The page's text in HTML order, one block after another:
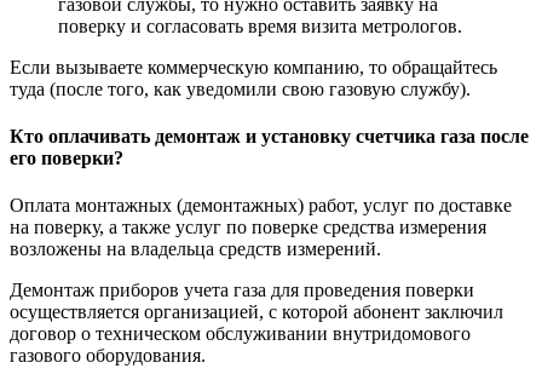
поверку и согласовать время визита метрологов.
Если вызываете коммерческую компанию, то обращайтесь
туда (после того, как уведомили свою газовую службу).
Кто оплачивать демонтаж и установку счетчика газа после
его поверки?
Оплата монтажных (демонтажных) работ, услуг по доставке
на поверку, а также услуг по поверке средства измерения
возложены на владельца средств измерений.
Демонтаж приборов учета газа для проведения поверки
осуществляется организацией, с которой абонент заключил
договор о техническом обслуживании внутридомового
газового оборудования.